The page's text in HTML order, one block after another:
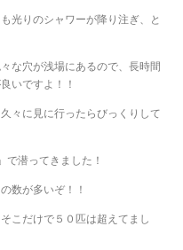
光りのシャワーが降り注ぎ、と
な穴が浅場にあるので、長時間
いですよ！！
々に見に行ったらびっくりして
潜ってきました！
数が多いぞ！！
こだけで５０匹は超えてまし